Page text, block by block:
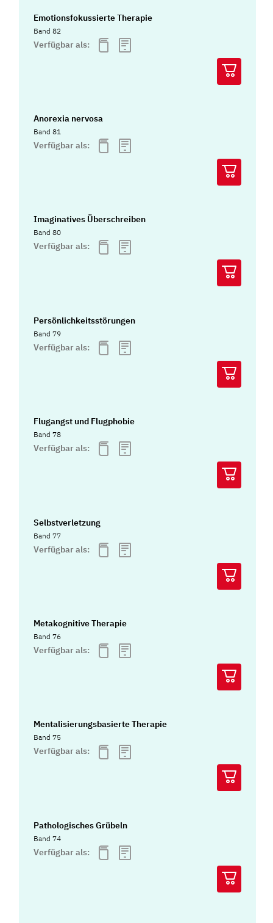
Emotionsfokussierte Therapie
Band 82
Verfügbar als:
Anorexia nervosa
Band 81
Verfügbar als:
Imaginatives Überschreiben
Band 80
Verfügbar als:
Persönlichkeitsstörungen
Band 79
Verfügbar als:
Flugangst und Flugphobie
Band 78
Verfügbar als:
Selbstverletzung
Band 77
Verfügbar als:
Metakognitive Therapie
Band 76
Verfügbar als:
Mentalisierungsbasierte Therapie
Band 75
Verfügbar als:
Pathologisches Grübeln
Band 74
Verfügbar als: